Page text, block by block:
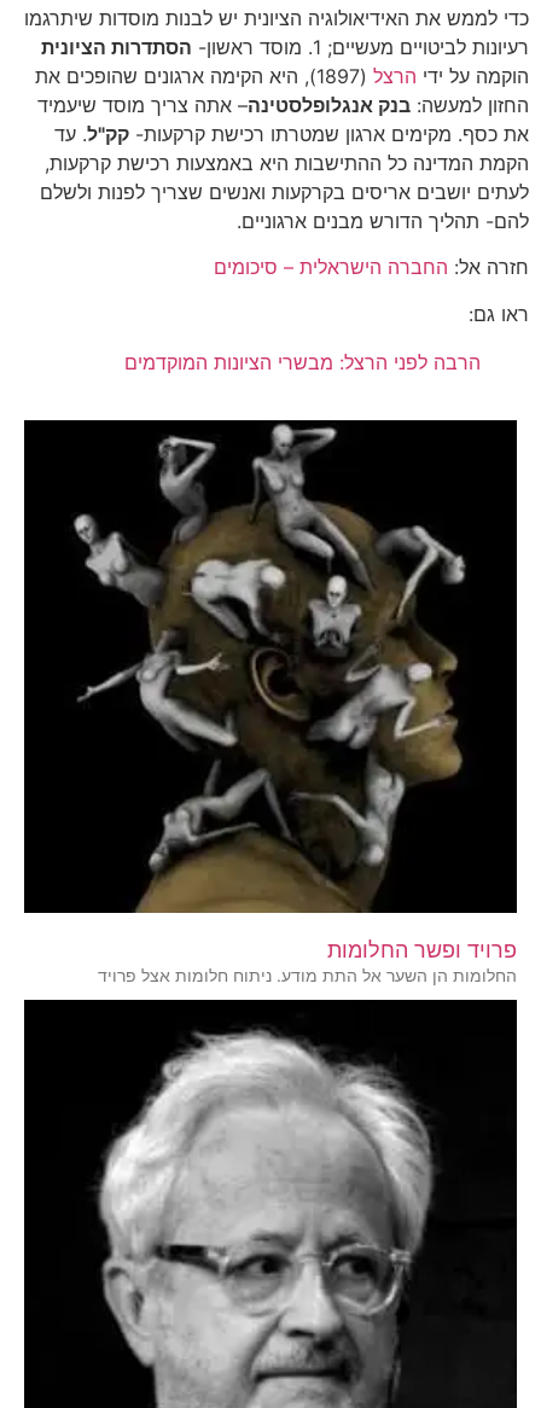
כדי לממש את האידיאולוגיה הציונית יש לבנות מוסדות שיתרגמו
רעיונות לביטויים מעשיים; 1. מוסד ראשון-
הסתדרות הציונית
הוקמה על ידי הרצל
(1897), היא הקימה ארגונים שהופכים את
החזון למעשה: בנק אנגלופלסטינה– אתה צריך מוסד שיעמיד
את כסף. מקימים ארגון שמטרתו רכישת קרקעות- קק"ל. עד
הקמת המדינה כל ההתישבות היא באמצעות רכישת קרקעות,
לעתים יושבים אריסים בקרקעות ואנשים שצריך לפנות ולשלם
להם- תהליך הדורש מבנים ארגוניים.
חזרה אל: החברה הישראלית – סיכומים
ראו גם:
הרבה לפני הרצל: מבשרי הציונות המוקדמים
פרויד ופשר החלומות
החלומות הן השער אל התת מודע. ניתוח חלומות אצל פרויד